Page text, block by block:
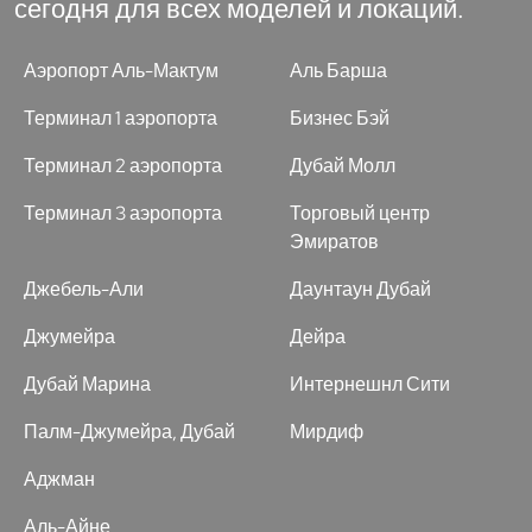
сегодня для всех моделей и локаций.
Аэропорт Аль-Мактум
Терминал 1 аэропорта
Терминал 2 аэропорта
Терминал 3 аэропорта
Аль Барша
Бизнес Бэй
Дубай Молл
Торговый центр
Эмиратов
Джебель-Али
Джумейра
Дубай Марина
Палм-Джумейра, Дубай
Даунтаун Дубай
Дейра
Интернешнл Сити
Мирдиф
Аджман
Аль-Айне